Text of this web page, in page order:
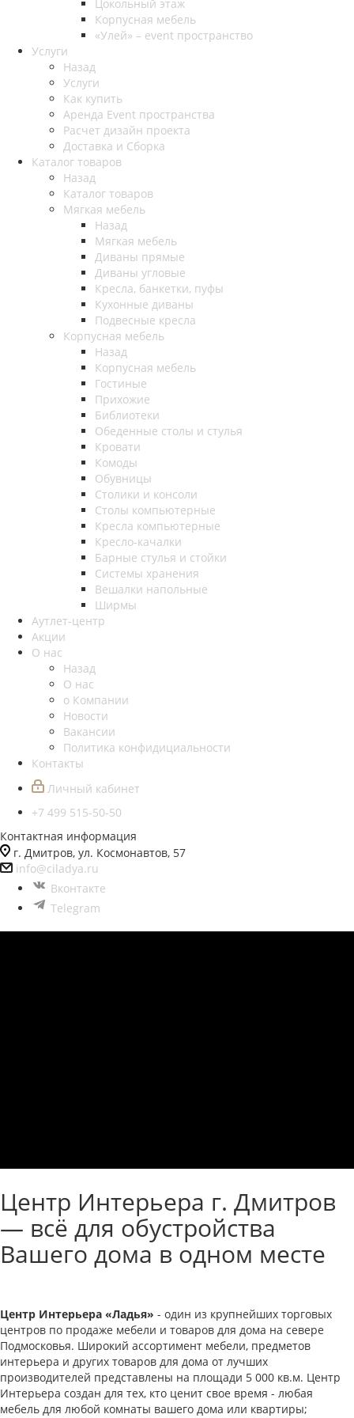
Цокольный этаж
Корпусная мебель
«Улей» – event пространство
Услуги
Назад
Услуги
Как купить
Аренда Event пространства
Расчет дизайн проекта
Доставка и Сборка
Каталог товаров
Назад
Каталог товаров
Мягкая мебель
Назад
Мягкая мебель
Диваны прямые
Диваны угловые
Кресла, банкетки, пуфы
Кухонные диваны
Подвесные кресла
Корпусная мебель
Назад
Корпусная мебель
Гостиные
Прихожие
Библиотеки
Обеденные столы и стулья
Кровати
Комоды
Обувницы
Столики и консоли
Столы компьютерные
Кресла компьютерные
Кресло-качалки
Барные стулья и стойки
Системы хранения
Вешалки напольные
Ширмы
Аутлет-центр
Акции
О нас
Назад
О нас
о Компании
Новости
Вакансии
Политика конфидициальности
Контакты
Личный кабинет
+7 499 515-50-50
Контактная информация
г. Дмитров, ул. Космонавтов, 57
info@ciladya.ru
Вконтакте
Telegram
Центр Интерьера г. Дмитров
— всё для обустройства
Вашего дома в одном месте
Центр Интерьера «Ладья» - один из крупнейших торговых
центров по продаже мебели и товаров для дома на севере
Подмосковья. Широкий ассортимент мебели, предметов
интерьера и других товаров для дома от лучших
производителей представлены на площади 5 000 кв.м. Центр
Интерьера создан для тех, кто ценит свое время - любая
мебель для любой комнаты вашего дома или квартиры;